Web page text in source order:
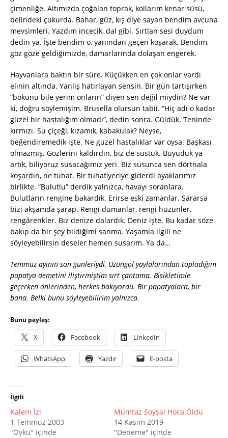
çimenliğe. Altımızda çoğalan toprak, kollarım kenar süsü,
belindeki çukurda. Bahar, güz, kış diye sayan bendim avcuna
mevsimleri. Yazdım incecik, dal gibi. Sırtlan sesi duydum
dedin ya. İşte bendim o, yanından geçen koşarak. Bendim,
göz göze geldiğimizde, damarlarında dolaşan engerek.
Hayvanlara baktın bir süre. Küçükken en çok onlar vardı
elinin altında. Yanlış hatırlayan sensin. Bir gün tartışırken
“bokunu bile yerim onların” diyen sen değil miydin? Ne var
ki, doğru söylemişim. Brusella olursun tabii. “Hiç adı o kadar
güzel bir hastalığım olmadı”, dedin sonra. Güldük. Teninde
kırmızı. Su çiçeği, kızamık, kabakulak? Neyse,
beğendiremedik işte. Ne güzel hastalıklar var oysa. Başkası
olmazmış. Gözlerini kaldırdın, biz de sustuk. Büyüdük ya
artık, biliyoruz susacağımız yeri. Biz susunca sen dörtnala
koşardın, ne tuhaf. Bir tuhafiyeciye giderdi ayaklarımız
birlikte. “Bulutlu” derdik yalnızca, havayı soranlara.
Bulutların rengine bakardık. Erirse eski zamanlar. Sararsa
bizi akşamda şarap. Rengi dumanlar, rengi hüzünler,
rengârenkler. Biz denize dalardık. Deniz işte. Bu kadar söze
bakıp da bir şey bildiğimi sanma. Yaşamla ilgili ne
söyleyebilirsin deseler hemen susarım. Ya da…
Temmuz ayının son günleriydi, Uzungöl yaylalarından topladığım
papatya demetini iliştirmiştim sırt çantama. Bisikletimle
geçerken önlerinden, herkes bakıyordu. Bir papatyalara, bir
bana. Belki bunu söyleyebilirim yalnızca.
Bunu paylaş:
X Facebook LinkedIn
WhatsApp Yazdır E-posta
İlgili
Kalem İzi
1 Temmuz 2003
"Öykü" içinde
Mümtaz Soysal Hoca Öldü
14 Kasım 2019
"Deneme" içinde